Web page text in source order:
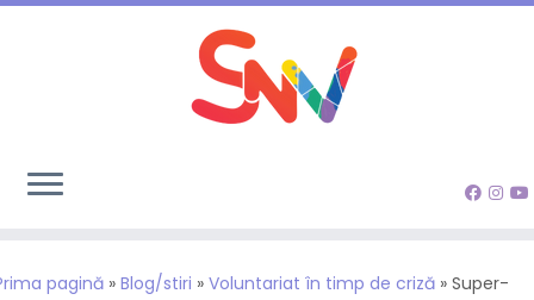
la
pagină » Blog/stiri » Voluntariat în timp de criză » Super-